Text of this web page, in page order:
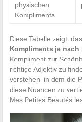
physischen
Kompliments
Diese Tabelle zeigt,
Kompliments je nach
Kompliment zur
richtige Adjektiv zu
verstehen, in dem die
diese Nuancen zu
Mes Petites Beautés